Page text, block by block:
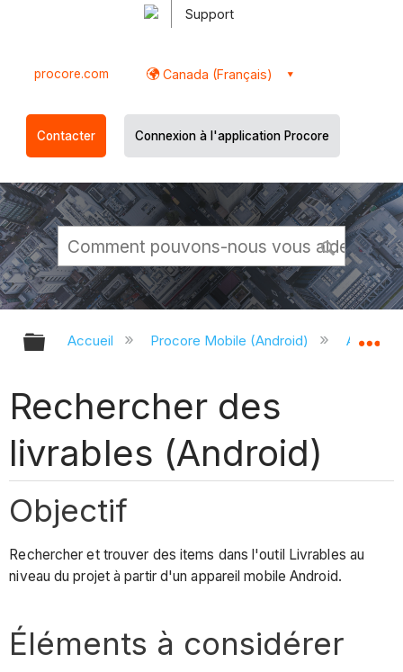
Support
procore.com Canada (Français)
Contacter Connexion à l'application Procore
Développer/réduire la hiérarchie
Accueil Procore Mobile (Android)
Rechercher des
livrables (Android)
Objectif
Rechercher et trouver des items dans l'outil Livrables au
niveau du projet à partir d'un appareil mobile Android.
Éléments à considérer